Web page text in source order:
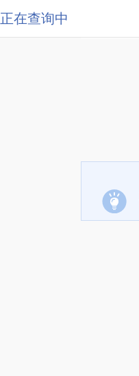
正在查询中